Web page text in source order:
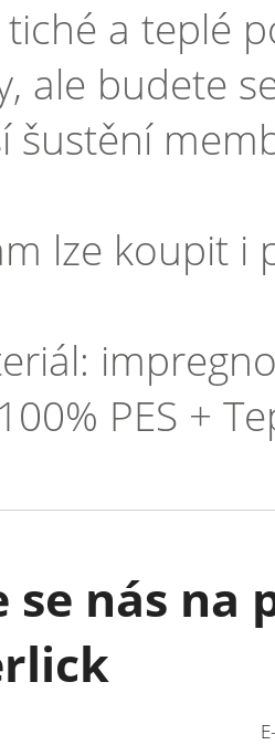
a teplé
ale budete
šustění
lze koupit i
PES +
se nás na